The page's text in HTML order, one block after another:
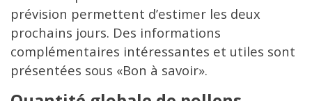
prévision permettent d’estimer les deux
prochains jours. Des informations
complémentaires intéressantes et utiles sont
présentées sous «Bon à savoir».